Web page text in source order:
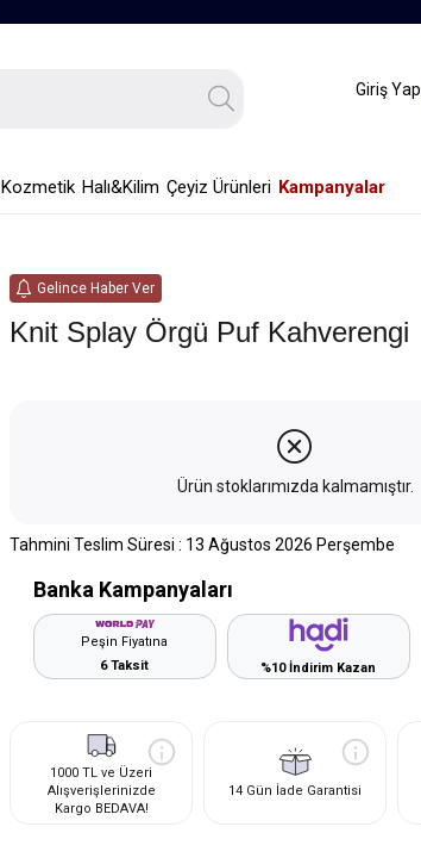
Giriş Yap
Kozmetik Halı&Kilim Çeyiz Ürünleri Kampanyalar
Gelince Haber Ver
Knit Splay Örgü Puf Kahverengi
Ürün stoklarımızda kalmamıştır.
Tahmini Teslim Süresi : 13 Ağustos 2026 Perşembe
Banka Kampanyaları
Peşin Fiyatına
6 Taksit
%10 İndirim Kazan
1000 TL ve Üzeri
Alışverişlerinizde
Kargo BEDAVA!
14 Gün İade Garantisi